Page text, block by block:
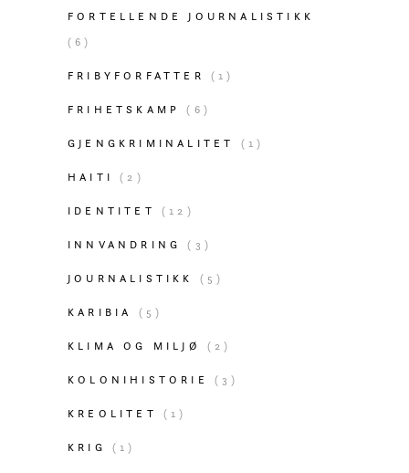
FORTELLENDE JOURNALISTIKK
(6)
FRIBYFORFATTER (1)
FRIHETSKAMP (6)
GJENGKRIMINALITET (1)
HAITI (2)
IDENTITET (12)
INNVANDRING (3)
JOURNALISTIKK (5)
KARIBIA (5)
KLIMA OG MILJØ (2)
KOLONIHISTORIE (3)
KREOLITET (1)
KRIG (1)